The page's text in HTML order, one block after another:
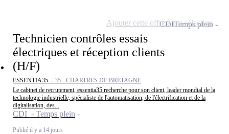
Technicien contrôles essais
électriques et réception clients
(H/F)
ESSENTIA35 - 35 - CHARTRES DE BRETAGNE
Le cabinet de recrutement, essentia35 recherche pour son client, leader mondial de la
technologie industrielle, spécialiste de l'automatisation, de l'électrification et de la
digitalisation, des...
CDI - Temps plein
Publié il y a 14 jours
CDITemps plein
Ajouter cette offre à ma sélection